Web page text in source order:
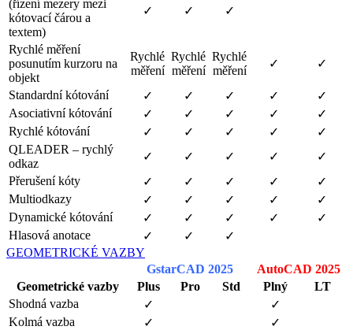
(řízení mezery mezi
kótovací čárou a
textem)
✓ ✓ ✓
Rychlé měření
posunutím kurzoru na
objekt
Rychlé
měření
Rychlé
měření
Rychlé
měření
✓ ✓
Standardní kótování ✓ ✓ ✓ ✓
✓
Asociativní kótování
✓ ✓ ✓ ✓
✓
Rychlé kótování
✓ ✓ ✓ ✓
✓
QLEADER – rychlý
odkaz
✓ ✓ ✓ ✓
✓
Přerušení kóty
✓ ✓ ✓ ✓
✓
Multiodkazy
✓ ✓ ✓ ✓
✓
Dynamické kótování
✓ ✓ ✓ ✓
✓
Hlasová anotace
✓ ✓
✓
GEOMETRICKÉ VAZBY
GstarCAD 2025
AutoCAD 2025
Geometrické vazby
Plus Pro Std Plný
LT
Shodná vazba
✓
✓
Kolmá vazba
✓
✓